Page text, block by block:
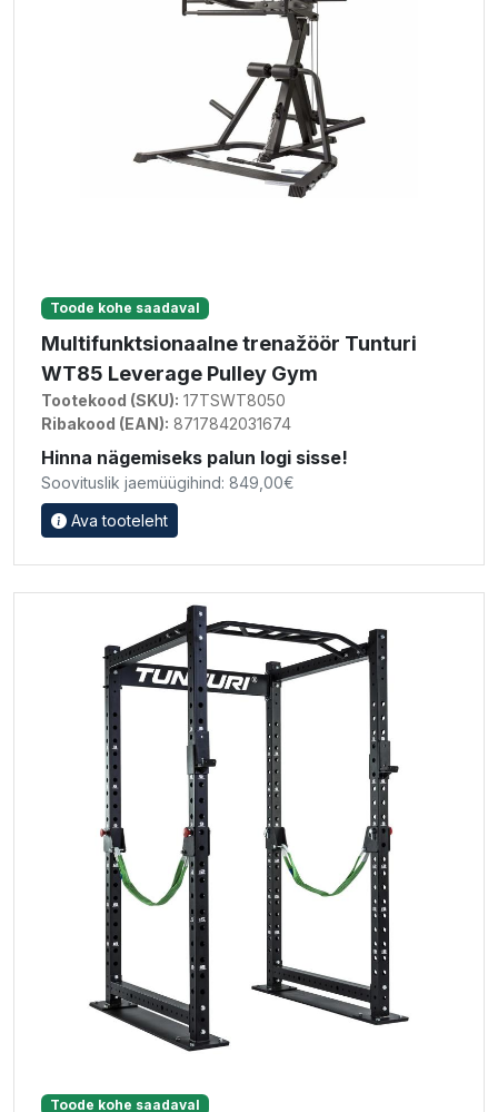
Toode kohe saadaval
Multifunktsionaalne trenažöör Tunturi
WT85 Leverage Pulley Gym
Tootekood (SKU): 17TSWT8050
Ribakood (EAN): 8717842031674
Hinna nägemiseks palun logi sisse!
Soovituslik jaemüügihind: 849,00€
Ava tooteleht
Toode kohe saadaval